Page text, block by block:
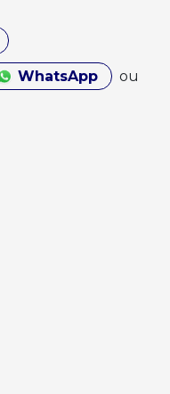
WhatsApp
ou